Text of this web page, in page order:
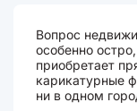
Вопрос
особенно
приобретает
карикатурные
ни в одном